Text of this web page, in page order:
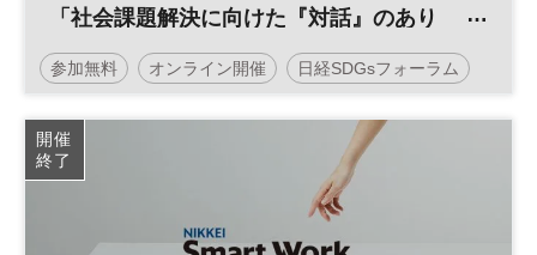
「社会課題解決に向けた『対話』のあり
方」
＜日経大丸有SDGsフェス＞ ※オンライ
ン配信
参加無料 オンライン開催 日経SDGsフォーラム
金融 SDGs
資産運用
開催
終了